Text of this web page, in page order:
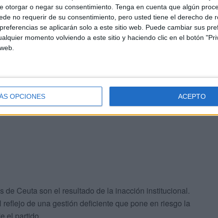
otorgar o negar su consentimiento. Tenga en cuenta que algún
no requerir de su consentimiento, pero usted tiene el derecho de
se aplicarán solo a este sitio web. Puede cambiar sus
momento volviendo a este sitio y haciendo clic en el botón
OPCIONES ACEPTO
de respuestas
que los problemas detectados en las últimas
de un Ejecutivo negligente”
asuma su responsabilidad y ofrezca
una explicación
inmuebles públicos, así como uncalendario real de
de Ceuta son el resultado de la inacción institucional.
de una gestión deficiente que pone en riesgo la